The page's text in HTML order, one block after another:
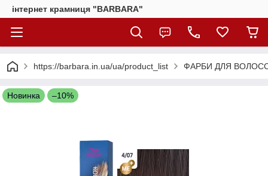
інтернет крамниця "BARBARA"
https://barbara.in.ua/ua/product_list ФАРБИ ДЛЯ
Новинка –10%